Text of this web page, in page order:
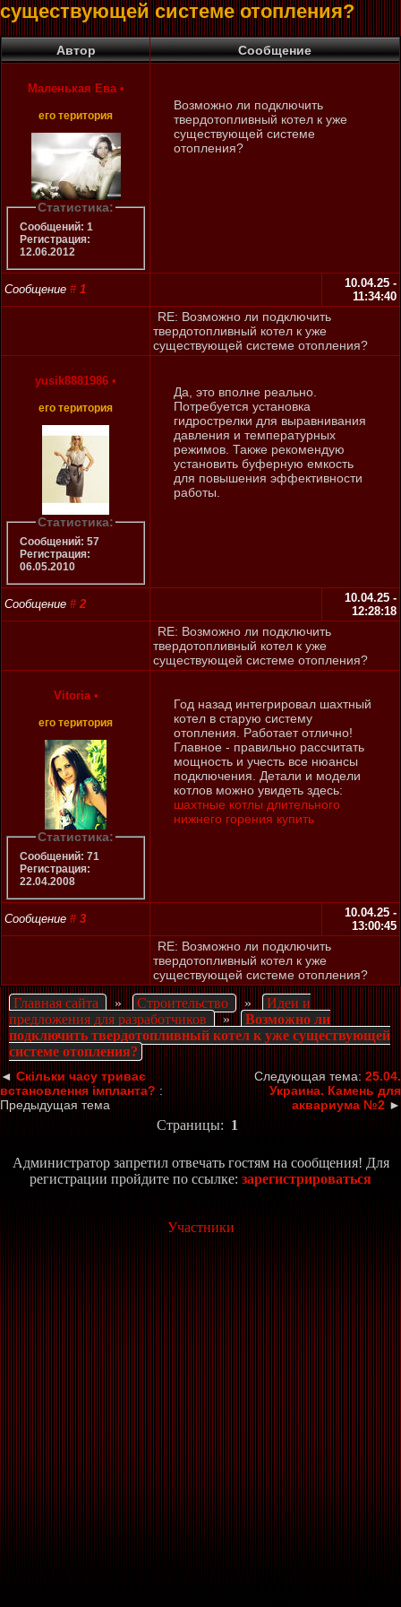
существующей системе отопления?
Автор Сообщение
Маленькая Ева •
его територия
Статистика:
Сообщений: 1
Регистрация:
12.06.2012
Возможно ли подключить
твердотопливный котел к уже
существующей системе
отопления?
Сообщение # 1
10.04.25 -
11:34:40
RE: Возможно ли подключить
твердотопливный котел к уже
существующей системе отопления?
yusik8881986 •
его територия
Статистика:
Сообщений: 57
Регистрация:
06.05.2010
Да, это вполне реально.
Потребуется установка
гидрострелки для выравнивания
давления и температурных
режимов. Также рекомендую
установить буферную емкость
для повышения эффективности
работы.
Сообщение # 2
10.04.25 -
12:28:18
RE: Возможно ли подключить
твердотопливный котел к уже
существующей системе отопления?
Vitoria •
его територия
Статистика:
Сообщений: 71
Регистрация:
22.04.2008
Год назад интегрировал шахтный
котел в старую систему
отопления. Работает отлично!
Главное - правильно рассчитать
мощность и учесть все нюансы
подключения. Детали и модели
котлов можно увидеть здесь:
шахтные котлы длительного
нижнего горения купить
Сообщение # 3
10.04.25 -
13:00:45
RE: Возможно ли подключить
твердотопливный котел к уже
существующей системе отопления?
Главная сайта » Строительство »
Идеи и
предложения для разработчиков
»
Возможно ли
подключить твердотопливный котел к уже существующей
системе отопления?
◄ Скільки часу триває
встановлення імпланта? :
Предыдущая тема
Следующая тема: 25.04.
Украина. Камень для
аквариума №2 ►
Страницы: 1
Администратор запретил отвечать гостям на сообщения! Для
регистрации пройдите по ссылке: зарегистрироваться
Участники